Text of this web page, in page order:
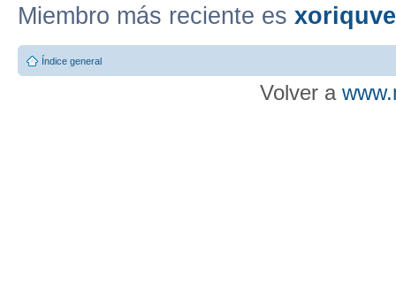
Miembro más reciente es
Índice general
Volver a